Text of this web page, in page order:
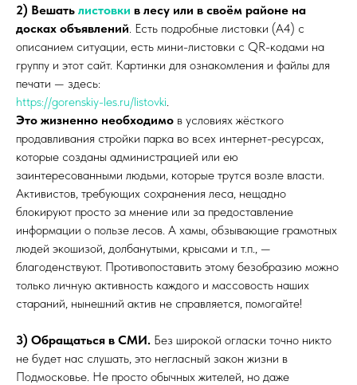
2) Вешать листовки в лесу или в своём районе на
досках объявлений. Есть подробные листовки (А4) с
описанием ситуации, есть мини-листовки с QR-кодами на
группу и этот сайт. Картинки для ознакомления и файлы для
печати — здесь:
https://gorenskiy-les.ru/listovki.
Это жизненно необходимо в условиях жёсткого
продавливания стройки парка во всех интернет-ресурсах,
которые созданы администрацией или ею
заинтересованными людьми, которые трутся возле власти.
Активистов, требующих сохранения леса, нещадно
блокируют просто за мнение или за предоставление
информации о пользе лесов. А хамы, обзывающие грамотных
людей экошизой, долбанутыми, крысами и т.п., —
благоденствуют. Противопоставить этому безобразию можно
только личную активность каждого и массовость наших
стараний, нынешний актив не справляется, помогайте!
3) Обращаться в СМИ. Без широкой огласки точно никто
не будет нас слушать, это негласный закон жизни в
Подмосковье. Не просто обычных жителей, но даже